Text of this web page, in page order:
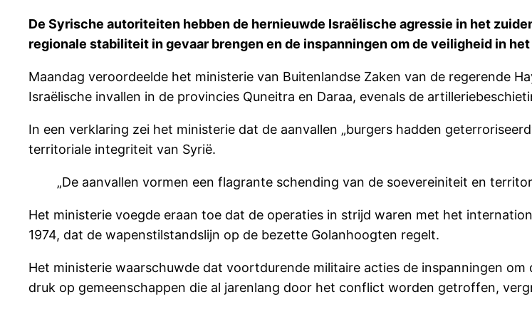
De Syrische autoriteiten hebben de hernieuwde Israëlische agressie in het
regionale stabiliteit in gevaar brengen en de inspanningen om de veiligheid in
Maandag veroordeelde het ministerie van Buitenlandse Zaken van de regerende
Israëlische invallen in de provincies Quneitra en Daraa, evenals de
In een verklaring zei het ministerie dat de aanvallen „burgers hadden
territoriale integriteit van Syrië.
„De aanvallen vormen een flagrante schending van de soevereiniteit en
Het ministerie voegde eraan toe dat de operaties in strijd waren met het
1974, dat de wapenstilstandslijn op de bezette Golanhoogten regelt.
Het ministerie waarschuwde dat voortdurende militaire acties de inspanningen
druk op gemeenschappen die al jarenlang door het conflict worden getroffen,